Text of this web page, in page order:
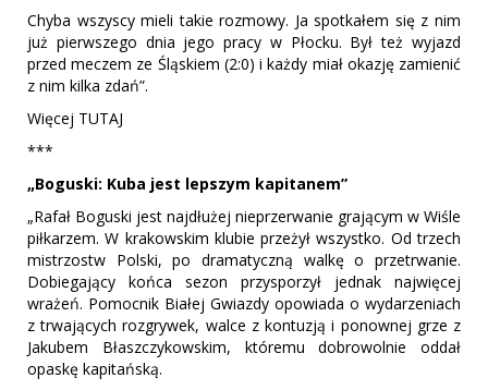
Chyba wszyscy mieli takie rozmowy. Ja spotkałem się z nim
już pierwszego dnia jego pracy w Płocku. Był też wyjazd
przed meczem ze Śląskiem (2:0) i każdy miał okazję zamienić
z nim kilka zdań”.
Więcej TUTAJ
***
„Boguski: Kuba jest lepszym kapitanem”
„Rafał Boguski jest najdłużej nieprzerwanie grającym w Wiśle
piłkarzem. W krakowskim klubie przeżył wszystko. Od trzech
mistrzostw Polski, po dramatyczną walkę o przetrwanie.
Dobiegający końca sezon przysporzył jednak najwięcej
wrażeń. Pomocnik Białej Gwiazdy opowiada o wydarzeniach
z trwających rozgrywek, walce z kontuzją i ponownej grze z
Jakubem Błaszczykowskim, któremu dobrowolnie oddał
opaskę kapitańską.